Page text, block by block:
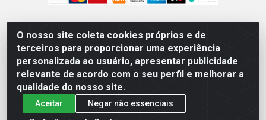
O nosso site coleta cookies próprios e de
terceiros para proporcionar uma experiência
personalizada ao usuário, apresentar publicidade
relevante de acordo com o seu perfil e melhorar a
qualidade do nosso site.
Aceitar
Negar não essenciais
Mix Alimentos LTDA - Quadra Asr Ne 55 (412 Norte),
Alameda 02, S/N - Plano Diretor Norte, Palmas/TO - CEP
77.006-540 - CNPJ 05.922.500/0001-02